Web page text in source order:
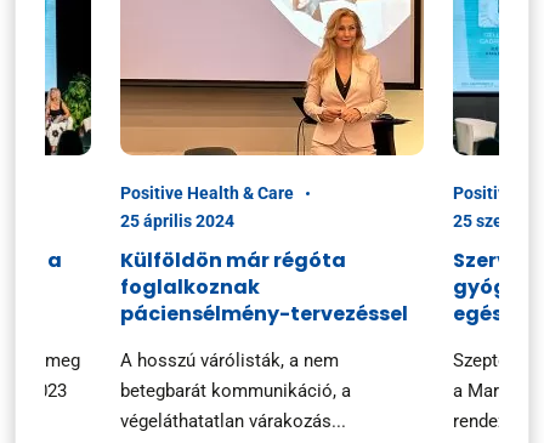
a
meg
2023
Positive Health & Care
25 április 2024
Külföldön már régóta
foglalkoznak
páciensélmény-tervezéssel
A hosszú várólisták, a nem
betegbarát kommunikáció, a
végeláthatatlan várakozás...
Positive
25
a